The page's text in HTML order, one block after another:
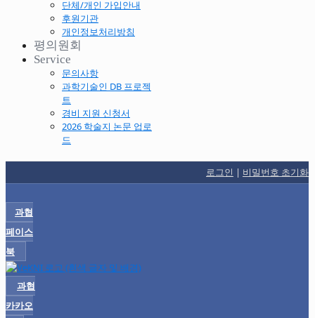
단체/개인 가입안내
후원기관
개인정보처리방침
평의원회
Service
문의사항
과학기술인 DB 프로젝
트
경비 지원 신청서
2026 학술지 논문 업로
드
로그인 | 비밀번호 초기화
과협
페이스
북
과협
카카오